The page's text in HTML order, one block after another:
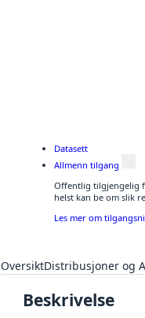
Datasett
Allmenn tilgang
Offentlig tilgjengelig
helst kan be om slik
Les mer om
OversiktDistribusjoner og
Beskrivelse